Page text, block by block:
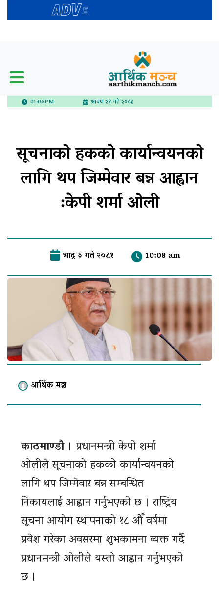
01:06PM श्रावण २४ गते २०८३
सूचनाको हकको कार्यान्वयनको
लागि थप जिम्मेवार बन्न आह्वान
:केपी शर्मा ओली
भाद्र ३ गते २०८१ 10:08 am
आर्थिक मञ्च
काठमाण्डौ । प्रधानमन्त्री केपी शर्मा
ओलीले सूचनाको हकको कार्यान्वयनको
लागि थप जिम्मेवार बन्न सम्बन्धित
निकायलाई आह्वान गर्नुभएको छ । राष्ट्रिय
सूचना आयोग स्थापनाको १८ औँ वर्षमा
प्रवेश गरेका अवसरमा शुभकामना व्यक्त गर्दै
प्रधानमन्त्री ओलीले यस्तो आह्वान गर्नुभएको
छ ।